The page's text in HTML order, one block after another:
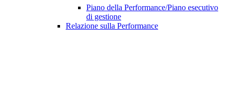
Piano della Performance/Piano esecutivo
di gestione
Relazione sulla Performance